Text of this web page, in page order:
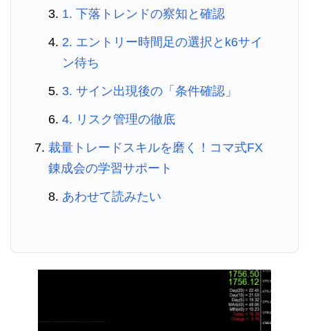
1. 下落トレンドの察知と確認
2. エントリー時間足の選択とk6サイ
ン待ち
3. サイン出現後の「条件確認」
4. リスク管理の徹底
裁量トレードスキルを磨く！コマ式FX
錬成会の学習サポート
あわせて読みたい